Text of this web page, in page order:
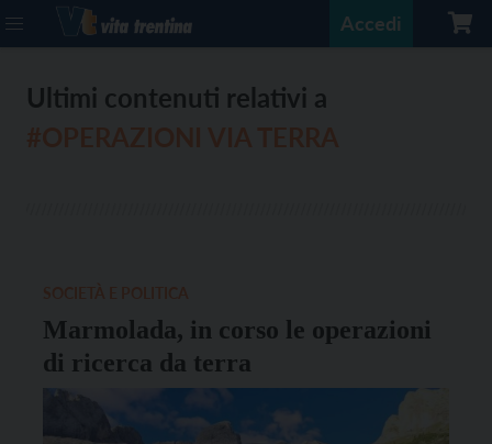
Accedi
Ultimi contenuti relativi a
Marmolada, in corso le operazioni
di ricerca da terra